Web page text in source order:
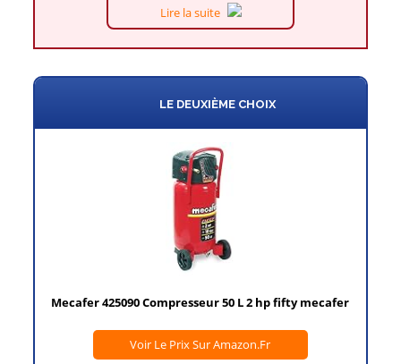
Lire la suite
LE DEUXIÈME CHOIX
Mecafer 425090 Compresseur 50 L 2 hp fifty mecafer
Voir Le Prix Sur Amazon.fr